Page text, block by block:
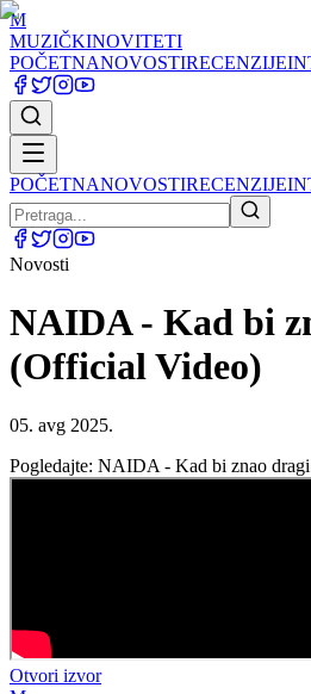
M
MUZIČKINOVITETI
POČETNANOVOSTIRECENZIJE
POČETNANOVOSTIRECENZIJE
Novosti
NAIDA - Kad bi
(Official Video)
05. avg 2025.
Pogledajte: NAIDA - Kad bi znao
Otvori izvor